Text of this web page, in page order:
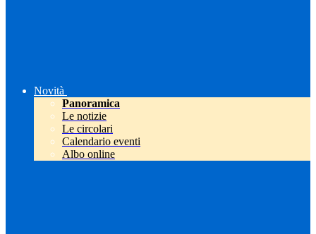
Novità
Panoramica
Le notizie
Le circolari
Calendario eventi
Albo online